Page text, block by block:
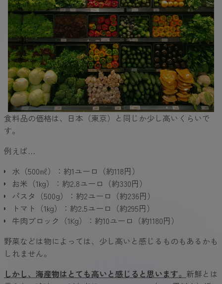
食料品の価格は、日本（東京）と同じか少し高いくらいで
す。
例えば…
水（500㎖）：約1ユーロ（約118円）
お米（1kg）：約2.8ユーロ（約330円）
パスタ（500g）：約2ユーロ（約236円）
トマト（1kg）：約2.5ユーロ（約295円）
牛肉ブロック（1Kg）：約10ユーロ（約1180円）
野菜などは物によっては、少し高いと感じるものもあるかも
しれません。
しかし、海産物はとても高いと感じると思います。 新鮮とは